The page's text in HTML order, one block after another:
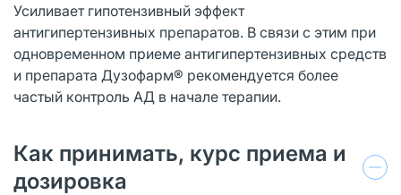
Усиливает гипотензивный эффект
антигипертензивных препаратов. В связи с этим при
одновременном приеме антигипертензивных средств
и препарата Дузофарм® рекомендуется более
частый контроль АД в начале терапии.
Как принимать, курс приема и
дозировка